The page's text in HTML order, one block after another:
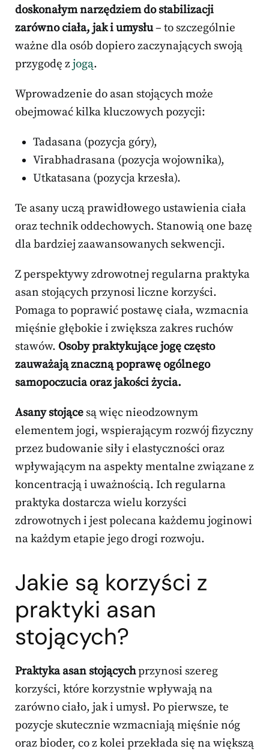
doskonałym narzędziem do stabilizacji
zarówno ciała, jak i umysłu– to szczególnie
ważne dla osób dopiero zaczynających swoją
przygodę zjogą.
Wprowadzenie do asan stojących może
obejmować kilka kluczowych pozycji:
Tadasana (pozycja góry),
Virabhadrasana (pozycja wojownika),
Utkatasana (pozycja krzesła).
Te asany uczą prawidłowego ustawienia ciała
oraz technik oddechowych. Stanowią one bazę
dla bardziej zaawansowanych sekwencji.
Z perspektywy zdrowotnej regularna praktyka
asan stojących przynosi liczne korzyści.
Pomaga to poprawić postawę ciała, wzmacnia
mięśnie głębokie i zwiększa zakres ruchów
stawów. Osoby praktykujące jogę często
zauważają znaczną poprawę ogólnego
samopoczucia oraz jakości życia.
Asany stojące są więc nieodzownym
elementem jogi, wspierającym rozwój fizyczny
przez budowanie siły i elastyczności oraz
wpływającym na aspekty mentalne związane z
koncentracją i uważnością. Ich regularna
praktyka dostarcza wielu korzyści
zdrowotnych i jest polecana każdemu joginowi
na każdym etapie jego drogi rozwoju.
Jakie są korzyści z
praktyki asan
stojących?
Praktyka asan stojącychprzynosi szereg
korzyści, które korzystnie wpływają na
zarówno ciało, jak i umysł. Po pierwsze, te
pozycje skutecznie wzmacniają mięśnie nóg
oraz bioder, co z kolei przekłada się na większą